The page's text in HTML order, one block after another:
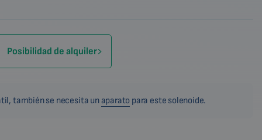
Posibilidad de alquiler
también se necesita un aparato para este solenoide.